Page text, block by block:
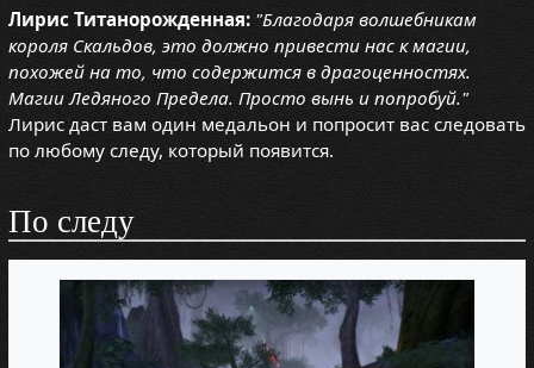
Лирис Титанорожденная: "Благодаря волшебникам
короля Скальдов, это должно привести нас к магии,
похожей на то, что содержится в драгоценностях.
Магии Ледяного Предела. Просто вынь и попробуй."
Лирис даст вам один медальон и попросит вас следовать
по любому следу, который появится.
По следу